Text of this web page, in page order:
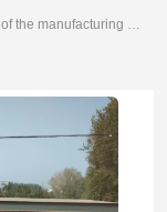
Development, design, production and sales in one of the manufacturing enterprises